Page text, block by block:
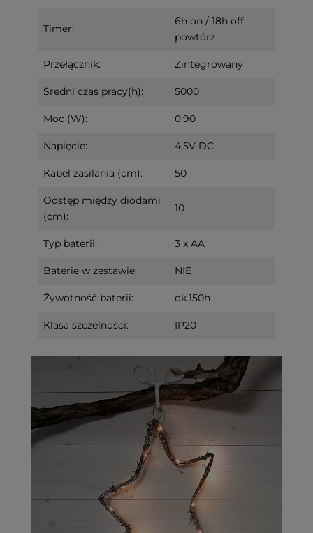
Timer:
6h on / 18h off,
powtórz
Przełącznik: Zintegrowany
Średni czas pracy(h): 5000
Moc (W): 0,90
Napięcie: 4,5V DC
Kabel zasilania (cm): 50
Odstęp między diodami
(cm):
10
Typ baterii: 3 x AA
Baterie w zestawie: NIE
Żywotność baterii: ok.150h
Klasa szczelności: IP20